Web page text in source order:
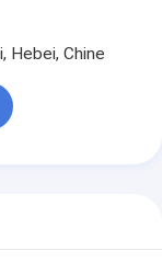
Hebei, Chine